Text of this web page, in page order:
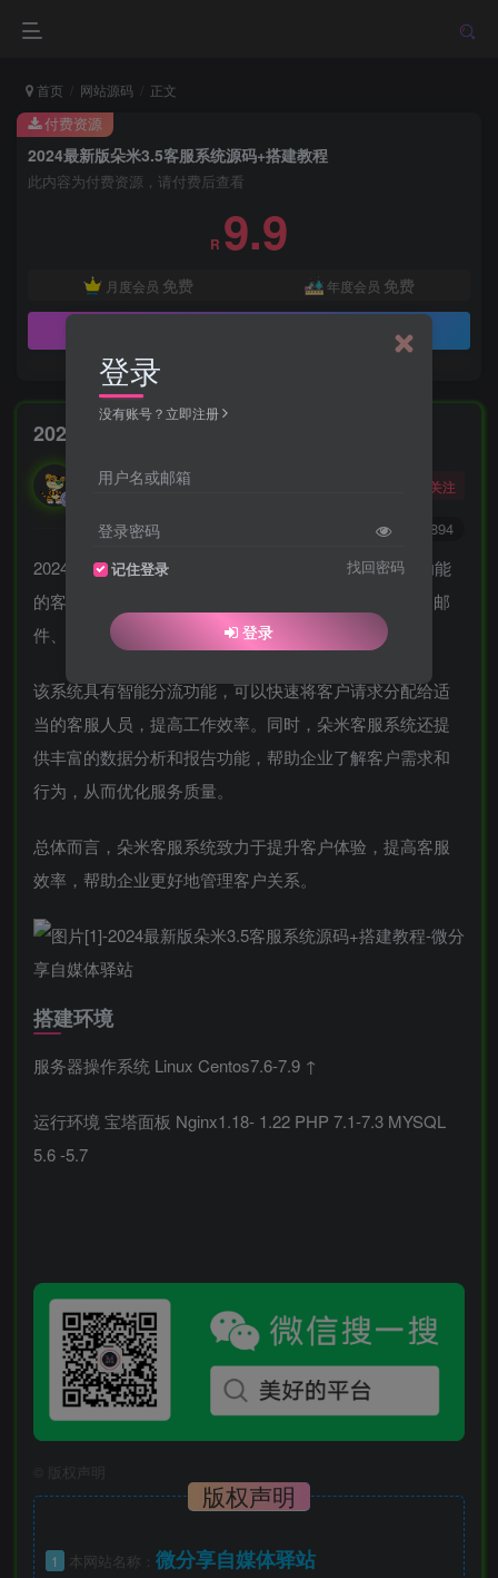
首页 网站源码 正文
2024最新版朵米3.5客服系统源码+搭建教程
此内容为付费资源，请付费后查看
R 9.9
月度会员 免费 年度会员 免费
付费资源
2024最新版朵米3.5客服系统源码+搭建教程
勇敢的大野狼 关注
6803 2894
2024最新版朵米3.5客服系统源码+搭建教程，一款全功能
的客户服务解决方案，提供多渠道支持（如在线聊天、邮
件、电话等），帮助企业建立与客户的实时互动。
该系统具有智能分流功能，可以快速将客户请求分配给适
当的客服人员，提高工作效率。同时，朵米客服系统还提
供丰富的数据分析和报告功能，帮助企业了解客户需求和
行为，从而优化服务质量。
总体而言，朵米客服系统致力于提升客户体验，提高客服
效率，帮助企业更好地管理客户关系。
搭建环境
服务器操作系统 Linux Centos7.6-7.9 ↑
运行环境 宝塔面板 Nginx1.18- 1.22 PHP 7.1-7.3 MYSQL
5.6 -5.7
版权声明
版权声明
1 本网站名称： 微分享自媒体驿站
登录
没有账号？立即注册
用户名或邮箱
登录密码
记住登录 找回密码
登录